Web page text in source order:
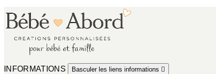
INFORMATIONS Basculer les liens informations 